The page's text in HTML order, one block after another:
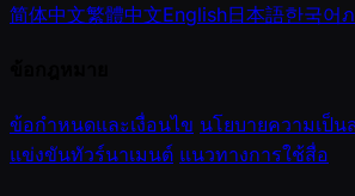
简体中文繁體中文English日本語한국어
ข้อกำหนดและเงื่อนไข นโยบายความเป็น
แข่งขันทัวร์นาเมนต์ แนวทางการใช้สื่อ